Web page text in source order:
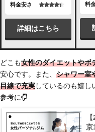
料金安さ
詳細はこちら
料
どこも女性のダイエットやボ
安心です。また、 シャワー室
目線で充実しているのも嬉
参考に
京